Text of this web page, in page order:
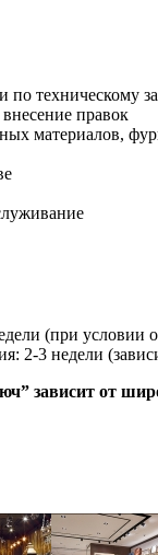
по техническому
правок
материалов,
(при условии
2-3 недели
зависит от